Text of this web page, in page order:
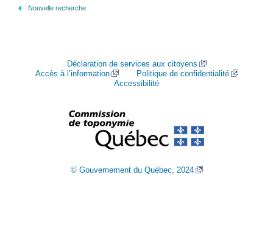
Nouvelle recherche
Déclaration de services aux citoyens
Accès à l’information
Politique de confidentialité
Accessibilité
© Gouvernement du Québec, 2024